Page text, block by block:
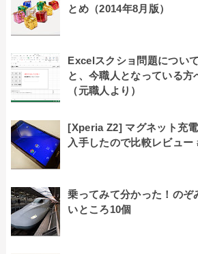
とめ（2014年8月版）
Excelスクショ問題につい
と、今職人となっている方
（元職人より）
[Xperia Z2] マグネット充
入手したので比較レビュ
乗ってみて分かった！のぞ
いところ10個